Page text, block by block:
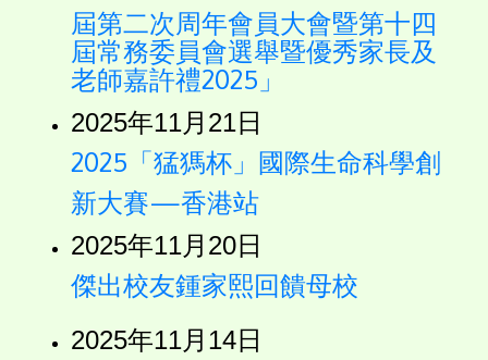
屆第二次周年會員大會暨第十四
屆常務委員會選舉暨優秀家長及
老師嘉許禮2025」
2025年11月21日
2025「猛獁杯」國際生命科學創
新大賽—香港站
2025年11月20日
傑出校友鍾家熙回饋母校
2025年11月14日